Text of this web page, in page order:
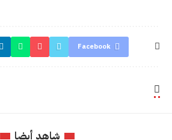
Facebook
شاهد أيضا